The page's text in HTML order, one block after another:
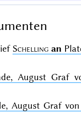
Schelling an
August Graf
August Graf von